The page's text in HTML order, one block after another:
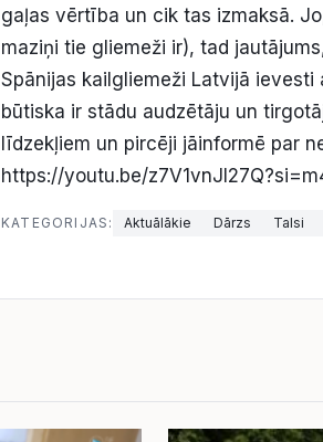
gaļas vērtība un cik tas izmaksā.
maziņi tie gliemeži ir), tad
Spānijas kailgliemeži Latvijā
būtiska ir stādu audzētāju un
līdzekļiem un pircēji jāinformē par
https://youtu.be/
KATEGORIJAS: Aktuālākie Dārzs Talsi